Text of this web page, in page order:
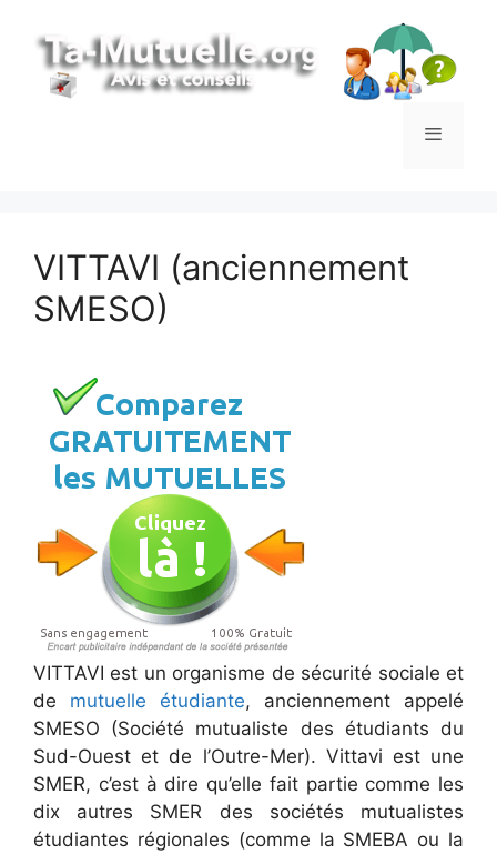
contenu
Menu
VITTAVI (anciennement
SMESO)
VITTAVI est un organisme de sécurité sociale et
de mutuelle étudiante, anciennement appelé
SMESO (Société mutualiste des étudiants du
Sud-Ouest et de l’Outre-Mer). Vittavi est une
SMER, c’est à dire qu’elle fait partie comme les
dix autres SMER des sociétés mutualistes
étudiantes régionales (comme la SMEBA ou la